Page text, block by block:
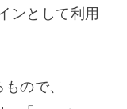
ンとして利用
ので、